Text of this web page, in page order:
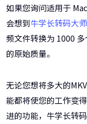
如果您询问适用于
会想到牛学长转码大师
频文件转换为 1000
的原始质量。
无论您想将多大的
能都将使您的工作变
进的功能，牛学长转